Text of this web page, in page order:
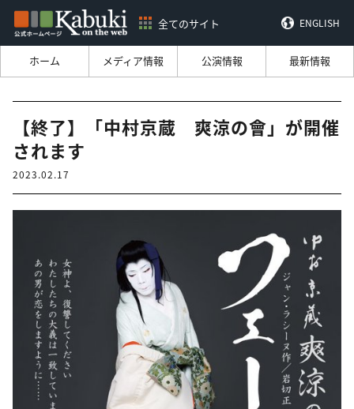
全てのサイト ENGLISH
ホーム メディア情報 公演情報 最新情報
【終了】「中村京蔵 爽涼の會」が開催
されます
2023.02.17